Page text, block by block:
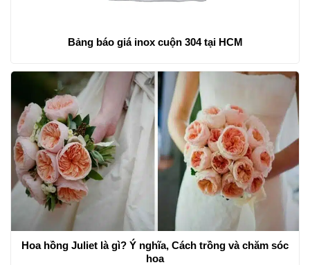
Bảng báo giá inox cuộn 304 tại HCM
Hoa hồng Juliet là gì? Ý nghĩa, Cách trồng và chăm sóc
hoa